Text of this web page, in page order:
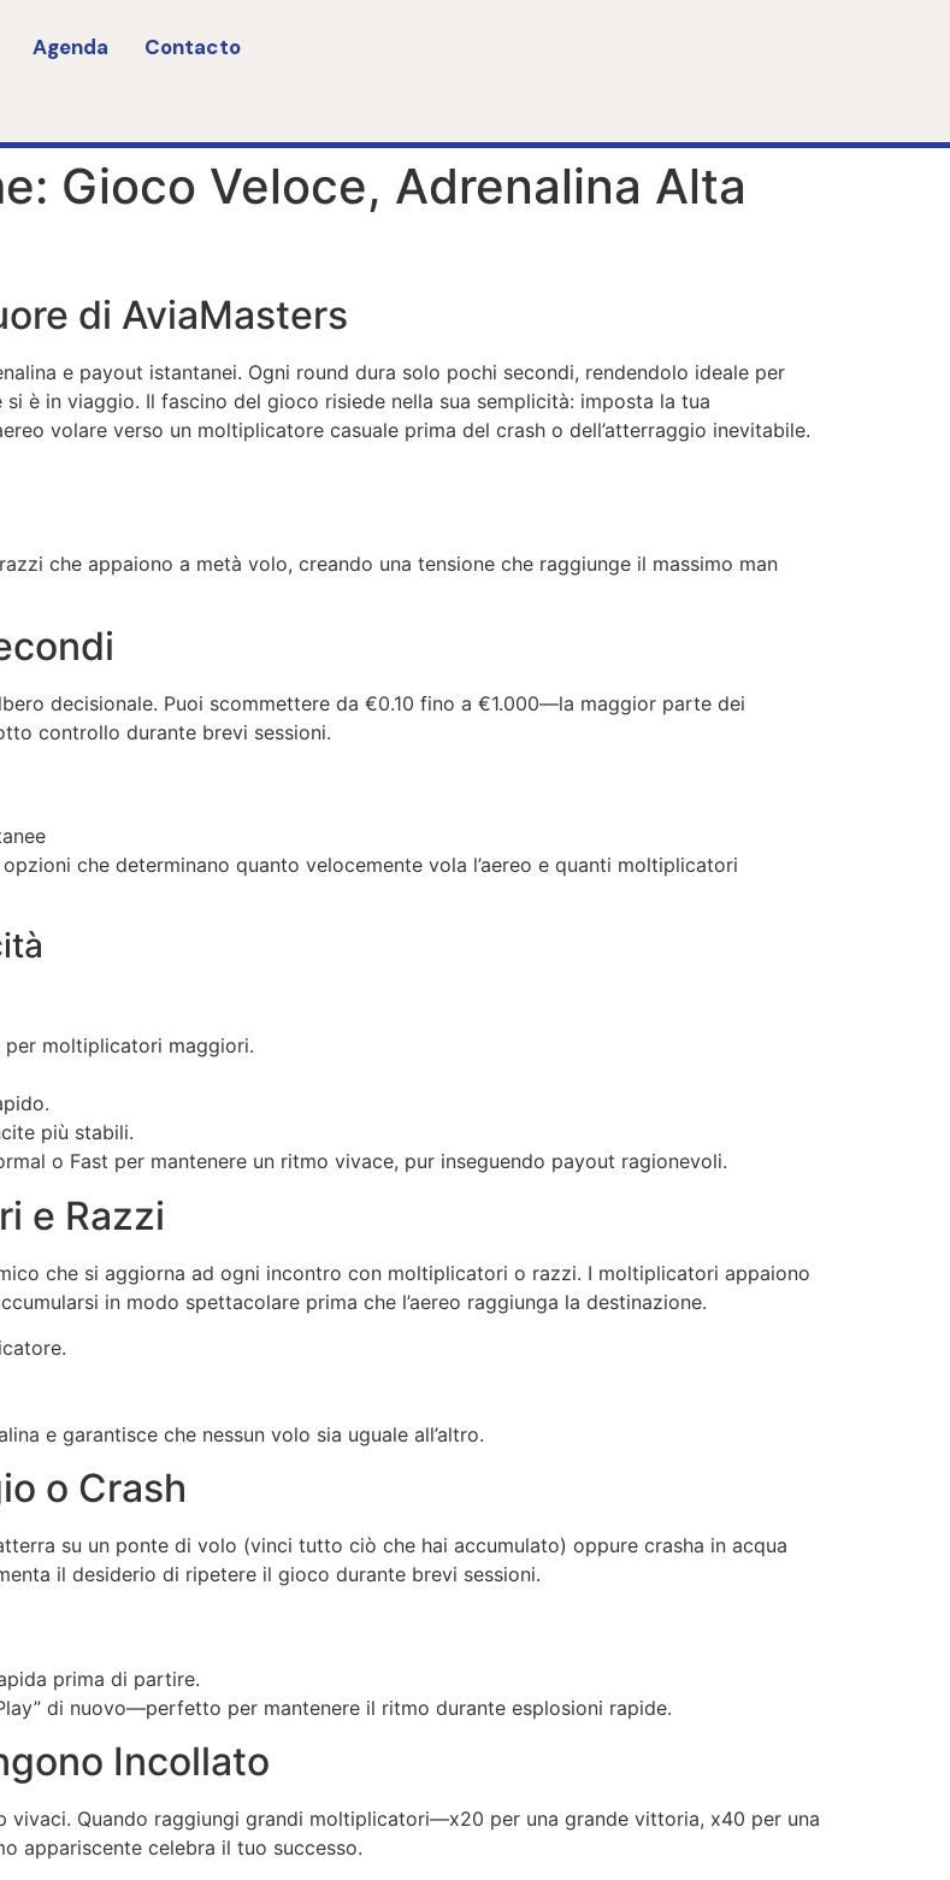
Agenda Contacto
Gioco Veloce, Adrenalina Alta
di AviaMasters
e payout istantanei. Ogni round dura solo pochi secondi, rendendolo ideale per
è in viaggio. Il fascino del gioco risiede nella sua semplicità: imposta la tua
volare verso un moltiplicatore casuale prima del crash o dell’atterraggio inevitabile.
che appaiono a metà volo, creando una tensione che raggiunge il massimo man
decisionale. Puoi scommettere da €0.10 fino a €1.000—la maggior parte dei
controllo durante brevi sessioni.
che determinano quanto velocemente vola l’aereo e quanti moltiplicatori
moltiplicatori maggiori.
più stabili.
o Fast per mantenere un ritmo vivace, pur inseguendo payout ragionevoli.
e Razzi
che si aggiorna ad ogni incontro con moltiplicatori o razzi. I moltiplicatori appaiono
in modo spettacolare prima che l’aereo raggiunga la destinazione.
e garantisce che nessun volo sia uguale all’altro.
o Crash
su un ponte di volo (vinci tutto ciò che hai accumulato) oppure crasha in acqua
il desiderio di ripetere il gioco durante brevi sessioni.
prima di partire.
di nuovo—perfetto per mantenere il ritmo durante esplosioni rapide.
Incollato
Quando raggiungi grandi moltiplicatori—x20 per una grande vittoria, x40 per una
appariscente celebra il tuo successo.